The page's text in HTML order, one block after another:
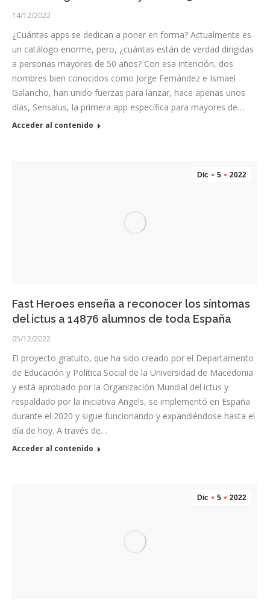
14/12/2022
¿Cuántas apps se dedican a poner en forma? Actualmente es
un catálogo enorme, pero, ¿cuántas están de verdad dirigidas
a personas mayores de 50 años? Con esa intención, dos
nombres bien conocidos como Jorge Fernández e Ismael
Galancho, han unido fuerzas para lanzar, hace apenas unos
días, Sensalus, la primera app específica para mayores de…
Acceder al contenido
Dic 5 2022
Fast Heroes enseña a reconocer los síntomas
del ictus a 14876 alumnos de toda España
05/12/2022
El proyecto gratuito, que ha sido creado por el Departamento
de Educación y Política Social de la Universidad de Macedonia
y está aprobado por la Organización Mundial del ictus y
respaldado por la iniciativa Angels, se implementó en España
durante el 2020 y sigue funcionando y expandiéndose hasta el
día de hoy. A través de…
Acceder al contenido
Dic 5 2022